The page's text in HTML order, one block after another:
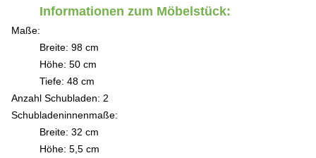
Informationen zum Möbelstück:
Maße:
Breite: 98 cm
Höhe: 50 cm
Tiefe: 48 cm
Anzahl Schubladen: 2
Schubladeninnenmaße:
Breite: 32 cm
Höhe: 5,5 cm